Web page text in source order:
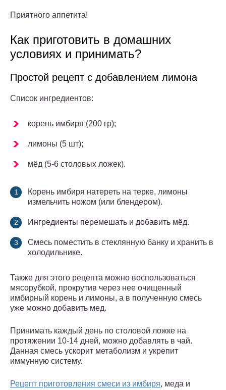
Приятного аппетита!
Как приготовить в домашних
условиях и принимать?
Простой рецепт с добавлением лимона
Список ингредиентов:
корень имбиря (200 гр);
лимоны (5 шт);
мёд (5-6 столовых ложек).
Корень имбиря натереть на терке, лимоны
измельчить ножом (или блендером).
Ингредиенты перемешать и добавить мёд.
Смесь поместить в стеклянную банку и хранить в
холодильнике.
Также для этого рецепта можно воспользоваться
мясорубкой, прокрутив через нее очищенный
имбирный корень и лимоны, а в полученную смесь
уже можно добавить мед.
Принимать каждый день по столовой ложке на
протяжении 10-14 дней, можно добавлять в чай.
Данная смесь ускорит метаболизм и укрепит
иммунную систему.
Рецепт приготовления смеси из имбиря, меда и